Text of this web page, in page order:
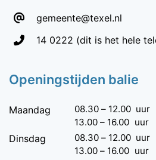
gemeente@texel.nl
Telefoon:
14 0222 (dit is het hele
Openingstijden balie
Maandag 08.30 – 12.00 uur
13.00 – 16.00 uur
Dinsdag 08.30 – 12.00 uur
13.00 – 16.00 uur